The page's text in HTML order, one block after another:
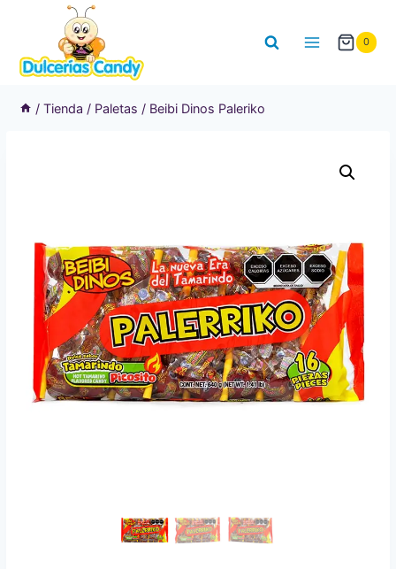
contenido
0
/ Tienda / Paletas / Beibi Dinos Paleriko